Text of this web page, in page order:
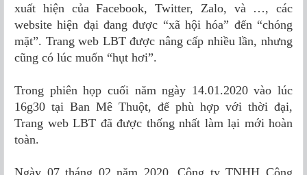
xuất hiện của Facebook, Twitter, Zalo, và …, các
website hiện đại đang được “xã hội hóa” đến “chóng
mặt”. Trang web LBT được nâng cấp nhiều lần, nhưng
cũng có lúc muốn “hụt hơi”.
Trong phiên họp cuối năm ngày 14.01.2020 vào lúc
16g30 tại Ban Mê Thuột, để phù hợp với thời đại,
Trang web LBT đã được thống nhất làm lại mới hoàn
toàn.